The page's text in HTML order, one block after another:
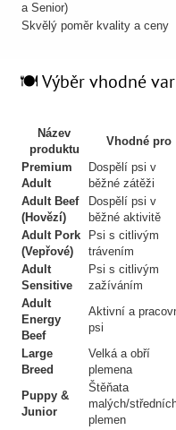
a Senior)
Skvělý poměr kvality a ceny
🍽️ Výběr vhodné
Název
produktu
Vhodné pro
Premium
Adult
Dospělí psi v
běžné zátěži
Adult Beef
(Hovězí)
Dospělí psi v
běžné aktivitě
Adult Pork
(Vepřové)
Psi s citlivým
trávením
Adult
Sensitive
Psi s citlivým
zažíváním
Adult
Energy
Beef
Aktivní a
psi
Large
Breed
Velká a obří
plemena
Puppy &
Junior
Štěňata
malých/
plemen